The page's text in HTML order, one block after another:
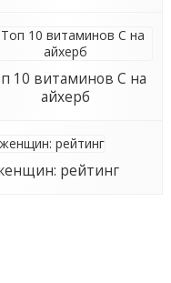
10 витаминов С на
айхерб
рейтинг